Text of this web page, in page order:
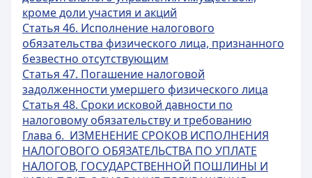
кроме доли участия и акций
Статья 46. Исполнение налогового
обязательства физического лица, признанного
безвестно отсутствующим
Статья 47. Погашение налоговой
задолженности умершего физического лица
Статья 48. Сроки исковой давности по
налоговому обязательству и требованию
Глава 6. ИЗМЕНЕНИЕ СРОКОВ ИСПОЛНЕНИЯ
НАЛОГОВОГО ОБЯЗАТЕЛЬСТВА ПО УПЛАТЕ
НАЛОГОВ, ГОСУДАРСТВЕННОЙ ПОШЛИНЫ И